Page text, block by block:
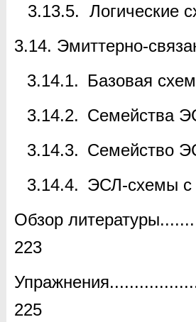
3.13.5. Логические
3.14. Эмиттерно-
3.14.1. Базовая
3.14.2. Семейства
3.14.3. Семейство
3.14.4. ЭСЛ-схемы
Обзор литературы
223
Упражнения
225